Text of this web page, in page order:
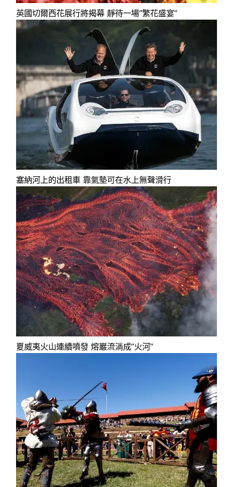
英國切爾西花展行將揭幕 靜待一場“繁花盛宴”
塞納河上的出租車 靠氣墊可在水上無聲滑行
夏威夷火山連續噴發 熔巖流淌成“火河”